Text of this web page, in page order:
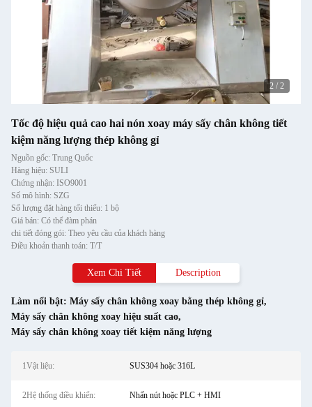
2 / 2
Tốc độ hiệu quả cao hai nón xoay máy sấy chân không tiết
kiệm năng lượng thép không gỉ
Nguồn gốc: Trung Quốc
Hàng hiệu: SULI
Chứng nhận: ISO9001
Số mô hình: SZG
Số lượng đặt hàng tối thiểu: 1 bộ
Giá bán: Có thể đàm phán
chi tiết đóng gói: Theo yêu cầu của khách hàng
Điều khoản thanh toán: T/T
Xem Chi Tiết Description
Làm nổi bật: Máy sấy chân không xoay bằng thép không gỉ,
Máy sấy chân không xoay hiệu suất cao,
Máy sấy chân không xoay tiết kiệm năng lượng
1Vật liệu: SUS304 hoặc 316L
2Hệ thống điều khiển: Nhấn nút hoặc PLC + HMI